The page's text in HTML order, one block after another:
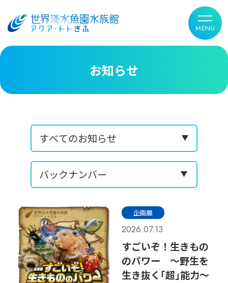
お知らせ
企画展
2026.07.13
すごいぞ！生きもの
のパワー ～野生を
生き抜く｢超｣能力～